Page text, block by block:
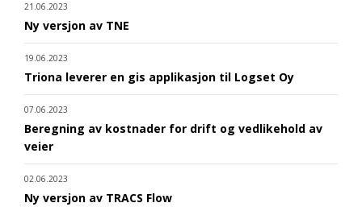
21.06.2023
Ny versjon av TNE
19.06.2023
Triona leverer en gis applikasjon til Logset Oy
07.06.2023
Beregning av kostnader for drift og vedlikehold av
veier
02.06.2023
Ny versjon av TRACS Flow